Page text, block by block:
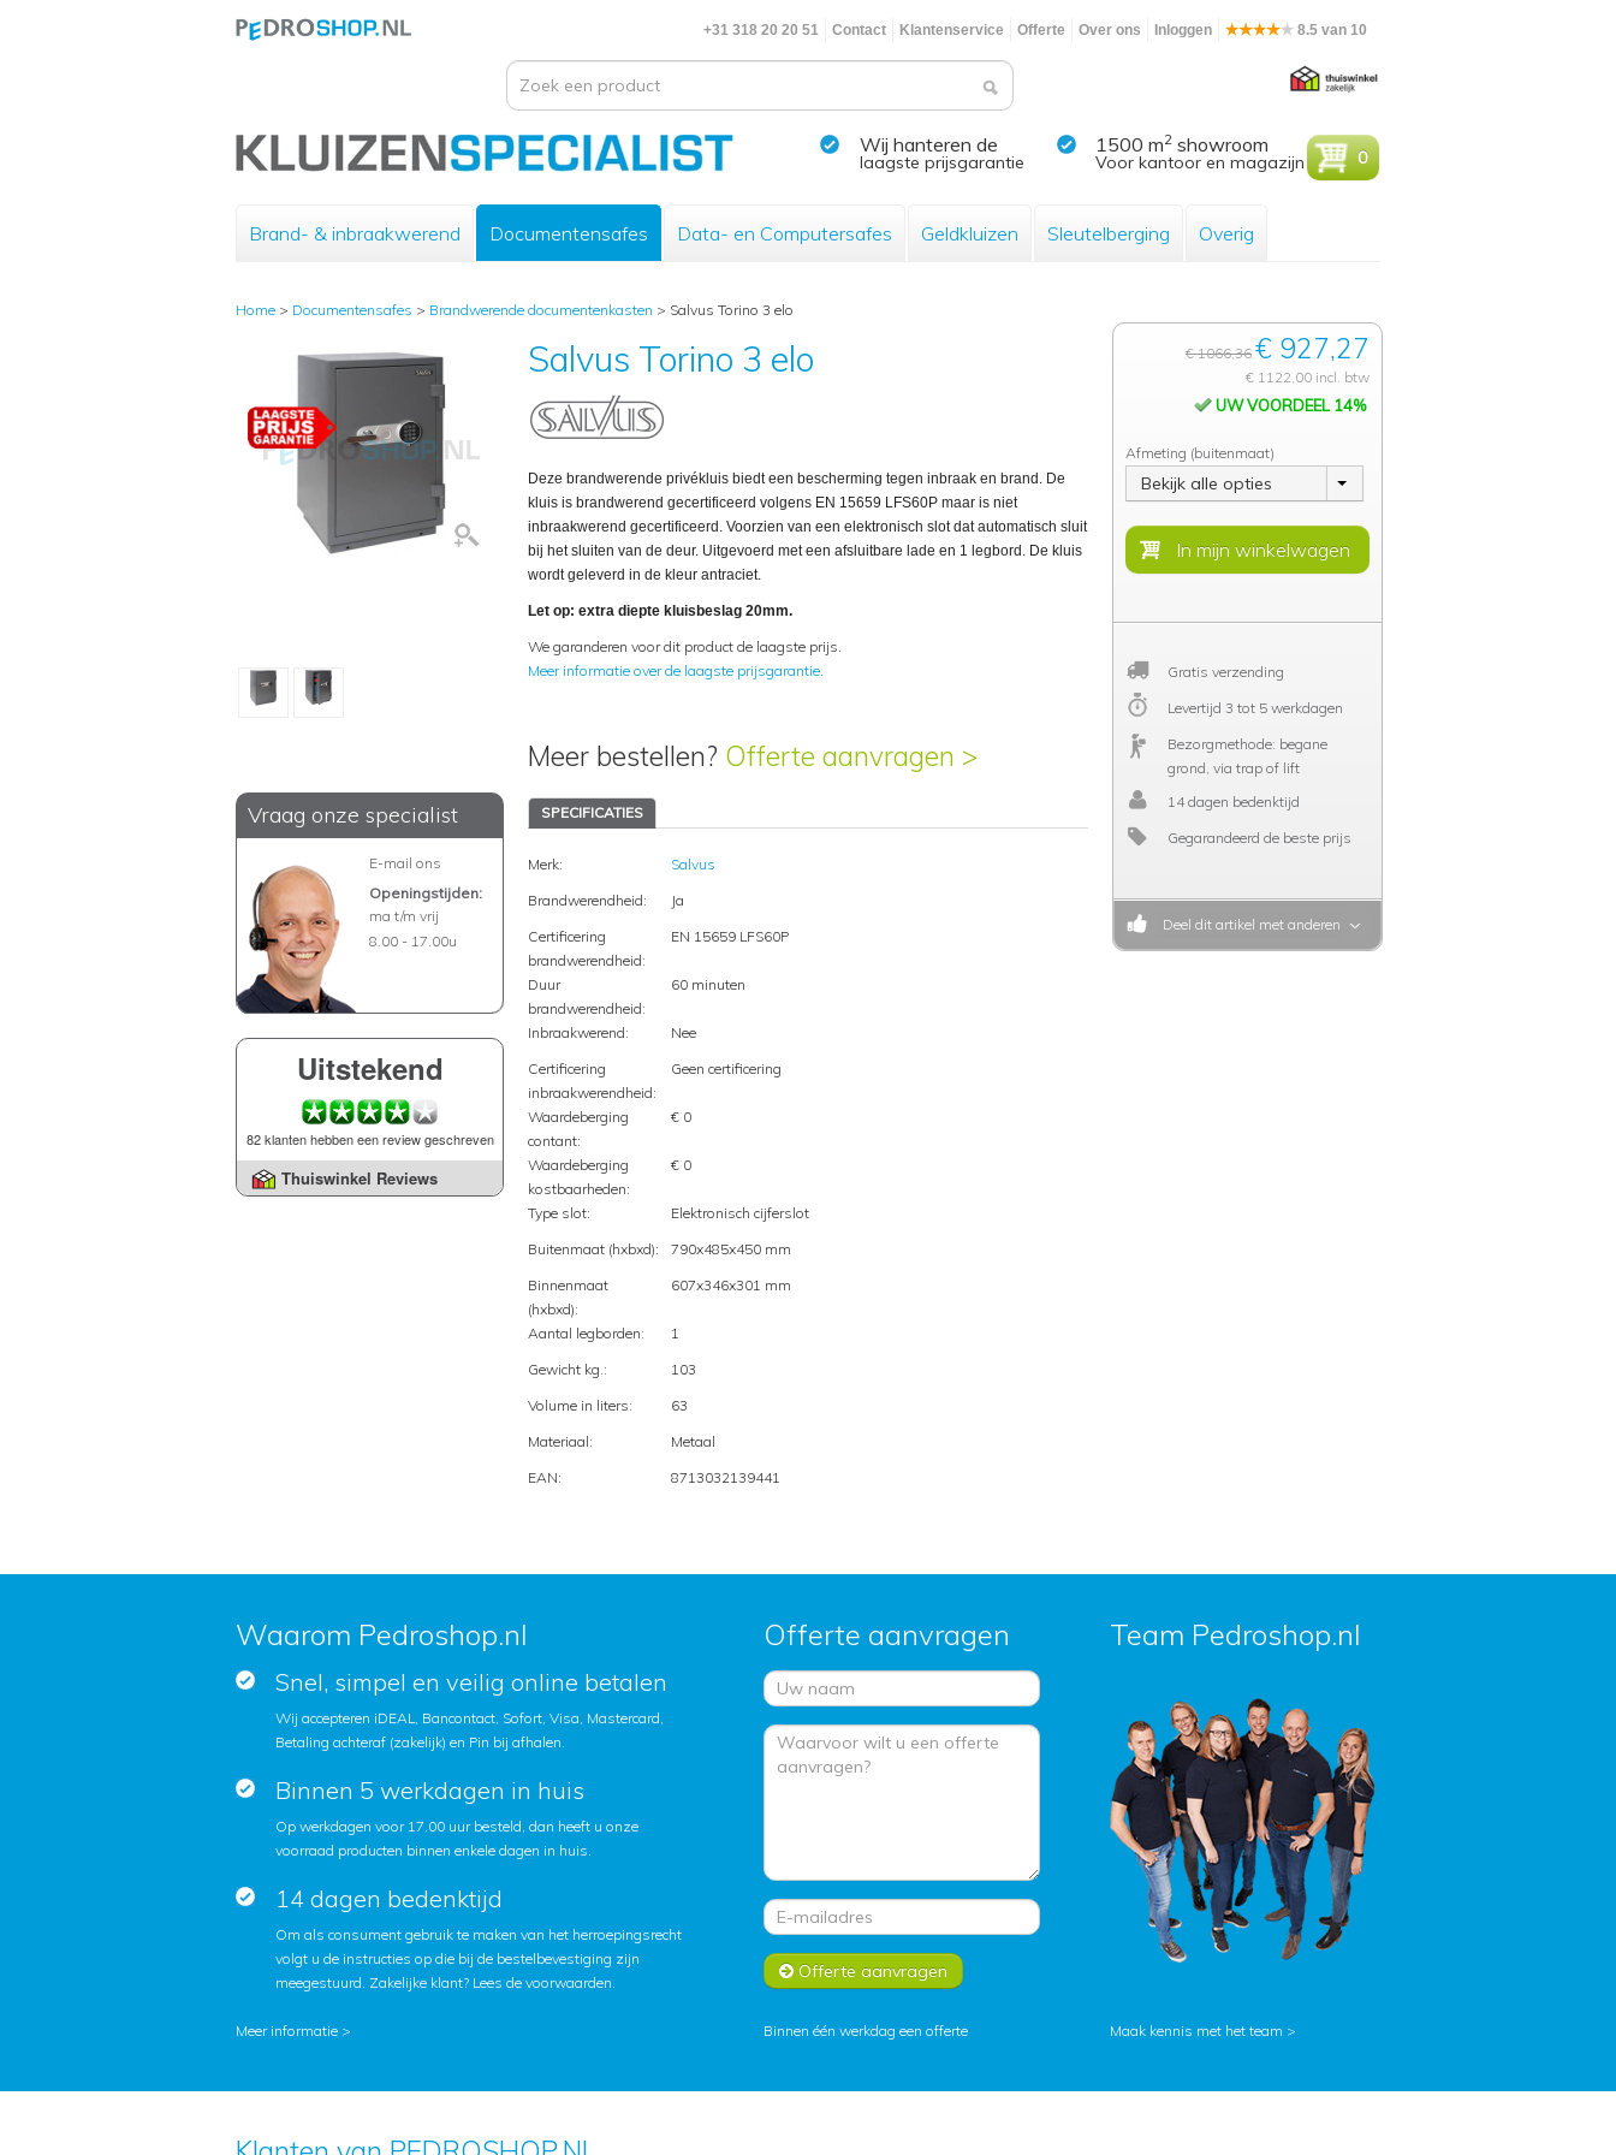
+31 318 20 20 51 Contact Klantenservice Offerte Over ons Inloggen 8.5 van 10
Wij hanteren de
laagste prijsgarantie
1500 m2 showroom
Voor kantoor en magazijn 0
Brand- & inbraakwerend Documentensafes Data- en Computersafes Geldkluizen Sleutelberging Overig
Home > Documentensafes > Brandwerende documentenkasten > Salvus Torino 3 elo
Vraag onze specialist
E-mail ons
Openingstijden:
ma t/m vrij
8.00 - 17.00u
Uitstekend
82 klanten hebben een review geschreven
Thuiswinkel Reviews
Salvus Torino 3 elo
Deze brandwerende privékluis biedt een bescherming tegen inbraak en brand. De
kluis is brandwerend gecertificeerd volgens EN 15659 LFS60P maar is niet
inbraakwerend gecertificeerd. Voorzien van een elektronisch slot dat automatisch sluit
bij het sluiten van de deur. Uitgevoerd met een afsluitbare lade en 1 legbord. De kluis
wordt geleverd in de kleur antraciet.
Let op: extra diepte kluisbeslag 20mm.
We garanderen voor dit product de laagste prijs.
Meer informatie over de laagste prijsgarantie.
Meer bestellen? Offerte aanvragen >
SPECIFICATIES
Merk:
Salvus
Brandwerendheid:
Ja
Certificering
brandwerendheid:
EN 15659 LFS60P
Duur
brandwerendheid:
60 minuten
Inbraakwerend:
Nee
Certificering
inbraakwerendheid:
Geen certificering
Waardeberging
contant:
€ 0
Waardeberging
kostbaarheden:
€ 0
Type slot:
Elektronisch cijferslot
Buitenmaat (hxbxd):
790x485x450 mm
Binnenmaat
(hxbxd):
607x346x301 mm
Aantal legborden:
1
Gewicht kg.:
103
Volume in liters:
63
Materiaal:
Metaal
EAN:
8713032139441
€ 1066,36 € 927,27
€ 1122,00 incl. btw
UW VOORDEEL 14%
Afmeting (buitenmaat)
Bekijk alle opties
Gratis verzending
Levertijd 3 tot 5 werkdagen
Bezorgmethode: begane
grond, via trap of lift
14 dagen bedenktijd
Gegarandeerd de beste prijs
Deel dit artikel met anderen
Waarom Pedroshop.nl
Snel, simpel en veilig online betalen
Wij accepteren iDEAL, Bancontact, Sofort, Visa, Mastercard,
Betaling achteraf (zakelijk) en Pin bij afhalen.
Binnen 5 werkdagen in huis
Op werkdagen voor 17.00 uur besteld, dan heeft u onze
voorraad producten binnen enkele dagen in huis.
14 dagen bedenktijd
Om als consument gebruik te maken van het herroepingsrecht
volgt u de instructies op die bij de bestelbevestiging zijn
meegestuurd. Zakelijke klant? Lees de voorwaarden.
Offerte aanvragen
Offerte aanvragen
Team Pedroshop.nl
Meer informatie > Binnen één werkdag een offerte Maak kennis met het team >